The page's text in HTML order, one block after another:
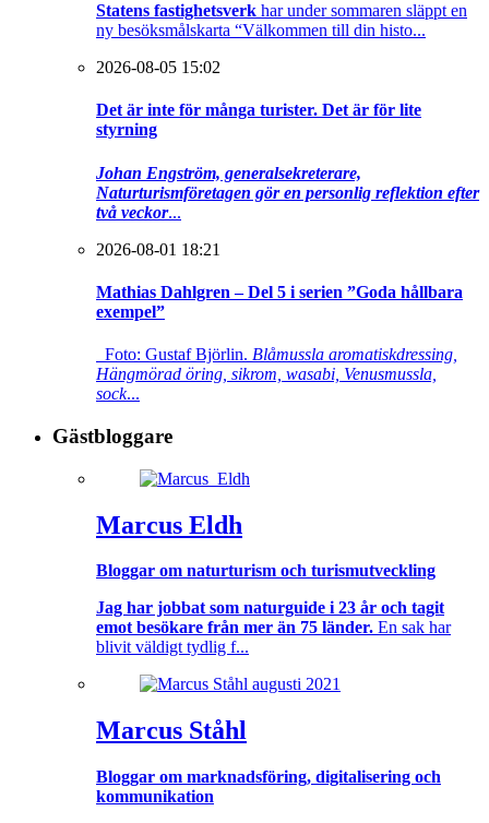
Statens fastighetsverk har under sommaren släppt en
ny besöksmålskarta “Välkommen till din histo...
2026-08-05 15:02
Det är inte för många turister. Det är för lite
styrning
Johan Engström, generalsekreterare,
Naturturismföretagen gör en personlig reflektion efter
två veckor...
2026-08-01 18:21
Mathias Dahlgren – Del 5 i serien ”Goda hållbara
exempel”
Foto: Gustaf Björlin. Blåmussla aromatiskdressing,
Hängmörad öring, sikrom, wasabi, Venusmussla,
sock...
Gästbloggare
Marcus Eldh
Bloggar om naturturism och turismutveckling
Jag har jobbat som naturguide i 23 år och tagit
emot besökare från mer än 75 länder. En sak har
blivit väldigt tydlig f...
Marcus Ståhl
Bloggar om marknadsföring, digitalisering och
kommunikation